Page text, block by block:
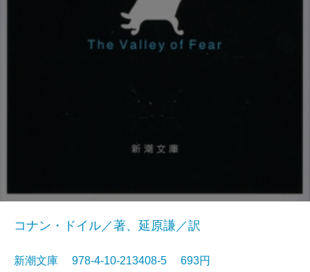
コナン・ドイル／著、延原謙／訳
新潮文庫 978-4-10-213408-5 693円